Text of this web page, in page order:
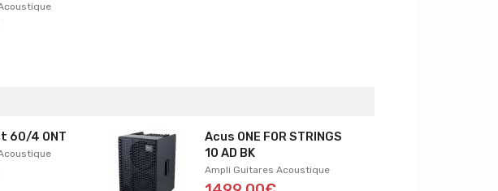
60/4 ONT
Acus ONE FOR STRINGS
10 AD BK
Ampli Guitares Acoustique